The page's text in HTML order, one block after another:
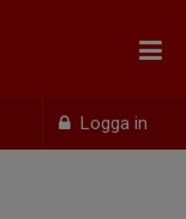
Logga in